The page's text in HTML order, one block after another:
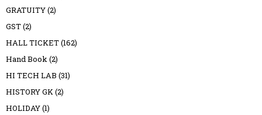
GRATUITY(2)
GST(2)
HALL TICKET(162)
Hand Book(2)
HI TECH LAB (31)
HISTORY GK(2)
HOLIDAY(1)